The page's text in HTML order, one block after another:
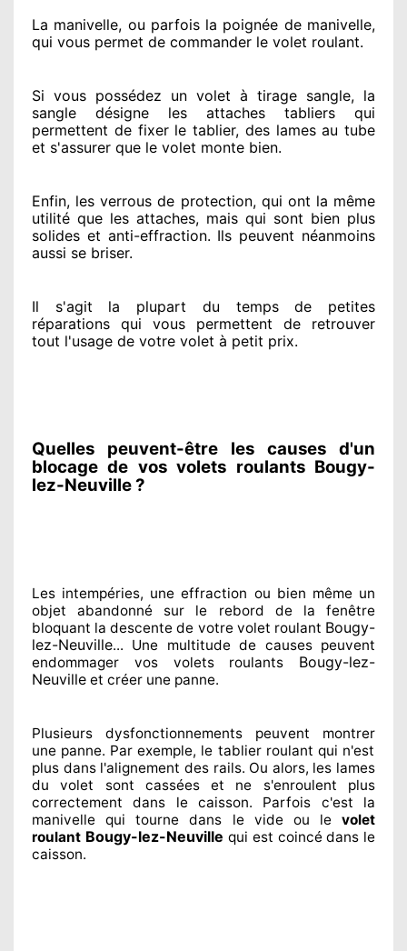
La manivelle, ou parfois la poignée de manivelle,
qui vous permet de commander le volet roulant.
Si vous possédez un volet à tirage sangle, la
sangle désigne les attaches tabliers qui
permettent de fixer le tablier, des lames au tube
et s'assurer que le volet monte bien.
Enfin, les verrous de protection, qui ont la même
utilité que les attaches, mais qui sont bien plus
solides et anti-effraction. Ils peuvent néanmoins
aussi se briser.
Il s'agit la plupart du tempsde petites
réparations qui vous permettent de retrouver
tout l'usage de votre volet à petit prix.
Quelles peuvent-être les causes d'un
blocage de vos volets roulants Bougy-
lez-Neuville ?
Les intempéries, une effraction ou bien même un
objet abandonné sur le rebord de la fenêtre
bloquant la descente de votre volet roulant Bougy-
lez-Neuville... Une multitude de causes peuvent
endommager vos volets roulants Bougy-lez-
Neuville et créer une panne.
Plusieurs dysfonctionnements peuvent montrer
une panne. Par exemple, le tablier roulant qui n'est
plus dans l'alignement des rails. Ou alors, les lames
du volet sont casséeset ne s'enroulent plus
correctement dans le caisson. Parfois c'est la
manivelle qui tourne dans le vide ou le volet
roulant Bougy-lez-Neuville qui est coincédans le
caisson.